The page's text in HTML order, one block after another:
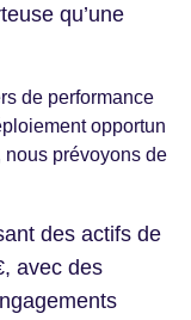
qu’une
de performance
opportun
prévoyons de
des actifs de
avec des